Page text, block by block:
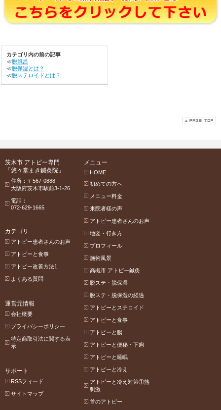
カテゴリ内の前の記事
≪脱風呂
≪脱保湿とは？
≪脱ステロイドとは？
茨木市 アトピー専門
「悠々堂まき鍼灸院」
住所：〒567-0888
大阪府茨木市駅前3-1-26
電話：
072-629-1665
メニュー
HOME
初めての方へ
メニュー料金
来院者様の声
アトピー患者さんのお声
地図・行き方
プロフィール
施術風景
高槻市 アトピー鍼灸
脱ステ・脱保湿
脱ステ・脱保湿の経過
アトピーとステロイド
アトピーと食事
アトピーと腸
アトピーと便秘・下痢
アトピーと睡眠
アトピーと冷え
アトピーと冷え対策①熱
刺激
首のアトピー
カテゴリ
アトピー患者さんのお声
アトピーと食事
アトピー改善方法1
よくある質問
運営元情報
会社概要
プライバシーポリシー
特定商取引法に関する表
示
サポート
RSSフィード
サイトマップ